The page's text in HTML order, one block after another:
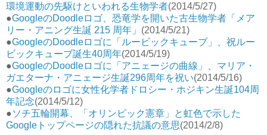
環境運動の先駆けといわれる生物学者(2014/5/27)
●GoogleのDoodleロゴ、恐竜学を開いた古生物学者「メア
リー・アニング生誕 215 周年」 (2014/5/21)
●GoogleのDoodleロゴに「ルービックキューブ」、祝ルー
ビックキューブ誕生40周年(2014/5/19)
●GoogleのDoodleロゴに「アニェージの曲線」、マリア・
ガエターナ・アニェージ生誕296周年を祝い(2014/5/16)
●Googleのロゴに女性化学者ドロシー・ホジキン生誕104周
年記念(2014/5/12)
●ソチ五輪開幕、「オリンピック憲章」と虹色で示した
Googleトップページの隠れた抗議の意思(2014/2/8)